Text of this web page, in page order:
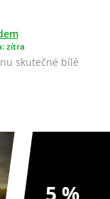
zítra
skutečné bílé
5 %